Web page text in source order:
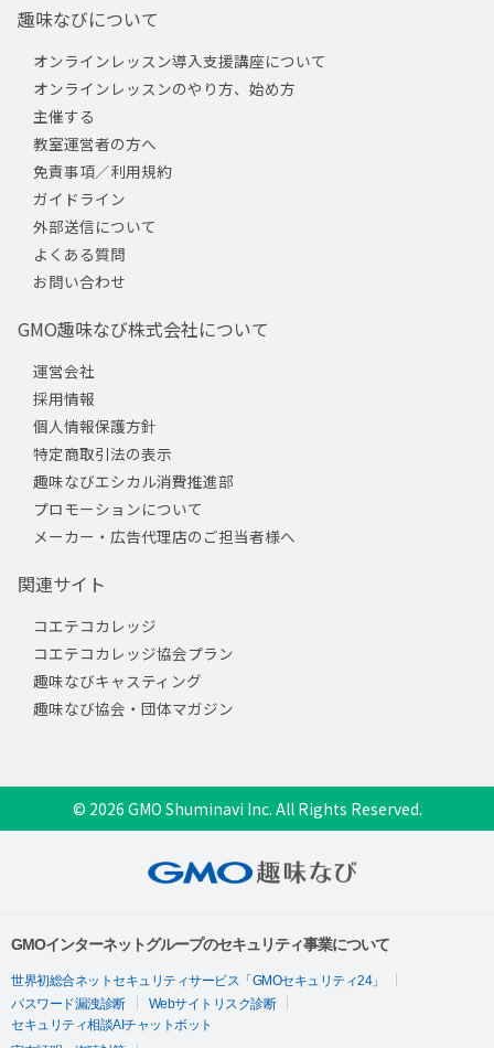
趣味なびについて
オンラインレッスン導入支援講座について
オンラインレッスンのやり方、始め方
主催する
教室運営者の方へ
免責事項／利用規約
ガイドライン
外部送信について
よくある質問
お問い合わせ
GMO趣味なび株式会社について
運営会社
採用情報
個人情報保護方針
特定商取引法の表示
趣味なびエシカル消費推進部
プロモーションについて
メーカー・広告代理店のご担当者様へ
関連サイト
コエテコカレッジ
コエテコカレッジ協会プラン
趣味なびキャスティング
趣味なび協会・団体マガジン
© 2026 GMO Shuminavi Inc. All Rights Reserved.